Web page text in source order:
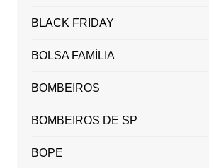
BLACK FRIDAY
BOLSA FAMÍLIA
BOMBEIROS
BOMBEIROS DE SP
BOPE